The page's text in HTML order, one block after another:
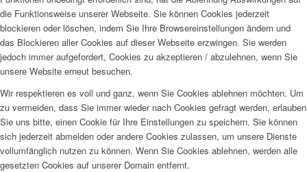
die Funktionsweise unserer Webseite. Sie können Cookies jederzeit
blockieren oder löschen, indem Sie Ihre Browsereinstellungen ändern und
das Blockieren aller Cookies auf dieser Webseite erzwingen. Sie werden
jedoch immer aufgefordert, Cookies zu akzeptieren / abzulehnen, wenn Sie
unsere Website erneut besuchen.
Wir respektieren es voll und ganz, wenn Sie Cookies ablehnen möchten. Um
zu vermeiden, dass Sie immer wieder nach Cookies gefragt werden, erlauben
Sie uns bitte, einen Cookie für Ihre Einstellungen zu speichern. Sie können
sich jederzeit abmelden oder andere Cookies zulassen, um unsere Dienste
vollumfänglich nutzen zu können. Wenn Sie Cookies ablehnen, werden alle
gesetzten Cookies auf unserer Domain entfernt.